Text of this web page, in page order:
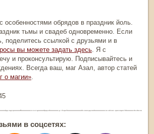
особенностями обрядов в праздник йоль
тьмы и свадеб одновременно. Если
поделитесь ссылкой с друзьями и в
вы можете задать здесь . Я с
и проконсультирую. Подписывайтесь и
Всегда ваш, маг Азал, автор статей
о магии»
в соцсетях: